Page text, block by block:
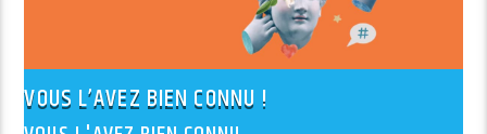
VOUS L’AVEZ BIEN CONNU !